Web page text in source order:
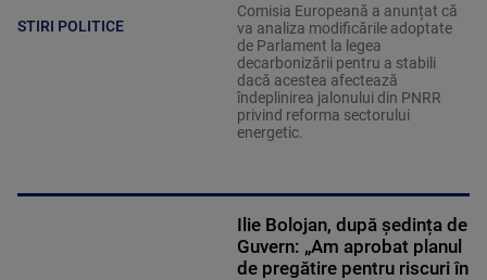
STIRI POLITICE
Comisia Europeană a anunțat că
va analiza modificările adoptate
de Parlament la legea
decarbonizării pentru a stabili
dacă acestea afectează
îndeplinirea jalonului din PNRR
privind reforma sectorului
energetic.
Ilie Bolojan, după ședința de
Guvern: „Am aprobat planul
de pregătire pentru riscuri în